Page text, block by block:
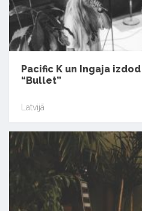
Pacific K un Ingaja
“Bullet”
Latvijā